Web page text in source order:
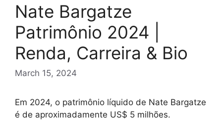
Nate Bargatze
Patrimônio 2024 |
Renda, Carreira & Bio
March 15, 2024
Em 2024, o patrimônio líquido de Nate Bargatze
é de aproximadamente US$ 5 milhões.